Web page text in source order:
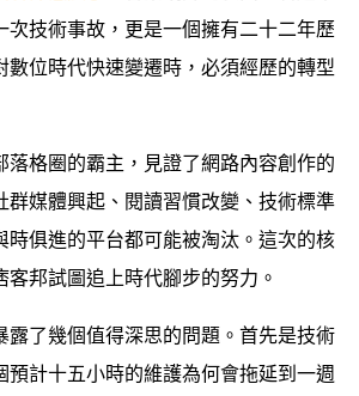
次技術事故，更是一個擁有二十二年歷
數位時代快速變遷時，必須經歷的轉型
落格圈的霸主，見證了網路內容創作的
群媒體興起、閱讀習慣改變、技術標準
時俱進的平台都可能被淘汰。這次的核
邦試圖追上時代腳步的努力。
露了幾個值得深思的問題。首先是技術
預計十五小時的維護為何會拖延到一週